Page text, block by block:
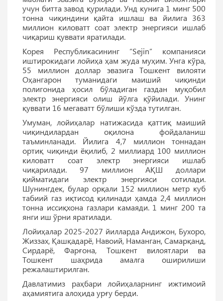
учун битта завод қурилади. Унд кунига 1 минг 500
тонна чиқиндини қайта ишлаш ва йилига 363
миллион киловатт соат электр энергияси ишлаб
чиқариш қуввати яратилади.
Корея Республикасининг “Sejin” компанияси
иштирокидаги лойиҳа ҳам жуда муҳим. Унга кўра,
55 миллион доллар эвазига Тошкент вилояти
Оҳангарон туманидаги маиший чиқинди
полигонида ҳосил бўладиган газдан муқобил
электр энергияси олиш йўлга қўйилади. Унинг
қуввати 16 мегаватт бўлиши кўзда тутилган.
Умуман, лойиҳалар натижасида қаттиқ маиший
чиқиндилардан оқилона фойдаланиш
таъминланади. Йилига 4,7 миллион тоннадан
ортиқ чиқинди ёқилиб, 2 миллиард 100 миллион
киловатт соат электр энергияси ишлаб
чиқарилади. 97 миллион АҚШ доллари
қийматидаги электр энергияси сотилади.
Шунингдек, булар орқали 152 миллион метр куб
табиий газ иқтисод қилинади ҳамда 2,4 миллион
тонна иссиқхона газлари камаяди. 1 минг 200 та
янги иш ўрни яратилади.
Лойиҳалар 2025-2027 йилларда Андижон, Бухоро,
Жиззах, Қашқадарё, Навоий, Наманган, Самарқанд,
Сирдарё, Фарғона, Тошкент вилоятлари ва
Тошкент шаҳрида амалга оширилиши
режалаштирилган.
Давлатимиз раҳбари лойиҳаларнинг ижтимоий
аҳамиятига алоҳида урғу берди.